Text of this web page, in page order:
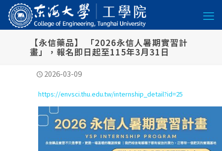
【永信藥品】 「2026永信人暑期實習計
畫」，報名即日起至115年3月31日
2026-03-09
https://envsci.thu.edu.tw/internship_detail?id=25